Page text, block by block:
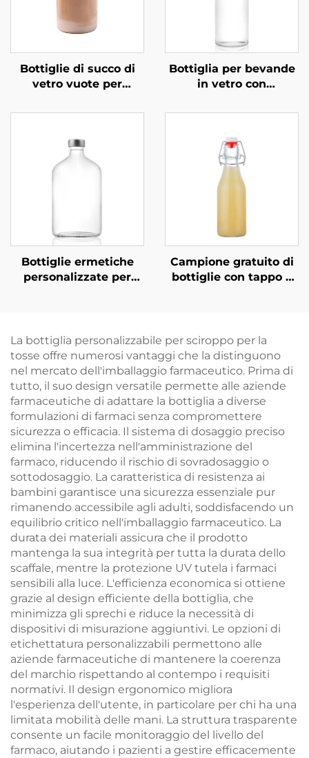
Bottiglie di succo di
vetro vuote per
latte da 360 ml
Bottiglia per bevande
in vetro con
basculante OEM
ml, per bevande a
base di succo, vino e
vodka
Bottiglie ermetiche
personalizzate per
ml
Campione gratuito di
bottiglie con tappo a
La bottiglia personalizzabile per sciroppo per la
tosse offre numerosi vantaggi che la distinguono
nel mercato dell'imballaggio farmaceutico. Prima di
tutto, il suo design versatile permette alle aziende
farmaceutiche di adattare la bottiglia a diverse
formulazioni di farmaci senza compromettere
sicurezza o efficacia. Il sistema di dosaggio preciso
elimina l'incertezza nell'amministrazione del
farmaco, riducendo il rischio di sovradosaggio o
sottodosaggio. La caratteristica di resistenza ai
bambini garantisce una sicurezza essenziale pur
rimanendo accessibile agli adulti, soddisfacendo un
equilibrio critico nell'imballaggio farmaceutico. La
durata dei materiali assicura che il prodotto
mantenga la sua integrità per tutta la durata dello
scaffale, mentre la protezione UV tutela i farmaci
sensibili alla luce. L'efficienza economica si ottiene
grazie al design efficiente della bottiglia, che
minimizza gli sprechi e riduce la necessità di
dispositivi di misurazione aggiuntivi. Le opzioni di
etichettatura personalizzabili permettono alle
aziende farmaceutiche di mantenere la coerenza
del marchio rispettando al contempo i requisiti
normativi. Il design ergonomico migliora
l'esperienza dell'utente, in particolare per chi ha una
limitata mobilità delle mani. La struttura trasparente
consente un facile monitoraggio del livello del
farmaco, aiutando i pazienti a gestire efficacemente